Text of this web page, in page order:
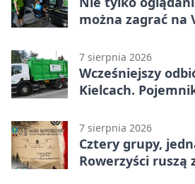
można zagrać na
7 sierpnia 2026
Wcześniejszy
Kielcach.
7 sierpnia 2026
Cztery grupy,
Rowerzyści ruszą